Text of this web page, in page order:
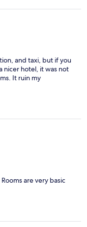
expect the 2 mini
your hands. They
to pay 5 euros
furniture was old and
is no reception just
and taxi, but if you
nicer hotel, it was not
It ruin my
are very basic